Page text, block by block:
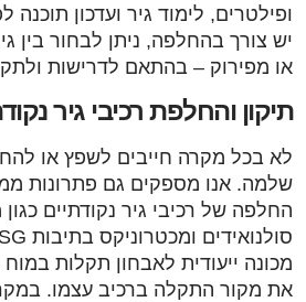
ופילטרים, לימוד גיר ועדכון
יש צורך בהחלפה, ניתן לבחור בין
או מפירוק – בהתאם לדרישות
תיקון והחלפת רכיבי גיר
לא בכל מקרה חייבים לשפץ או
שלמה. אנו מספקים גם פתרונות
החלפה של רכיבי גיר נקודתיים
מכונה ייעודית לאבחון תקלות
את מקור התקלה ברכיב עצמו.